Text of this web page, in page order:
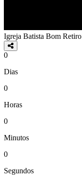
Igreja Batista Bom Retiro
0
Dias
0
Horas
0
Minutos
0
Segundos